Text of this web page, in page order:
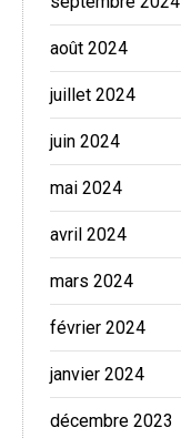
août 2024
juillet 2024
juin 2024
mai 2024
avril 2024
mars 2024
février 2024
janvier 2024
décembre 2023